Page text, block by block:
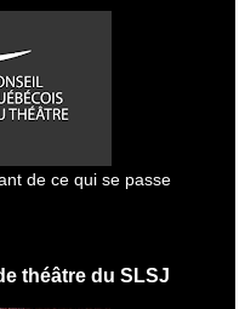
de ce qui se passe
théâtre du SLSJ